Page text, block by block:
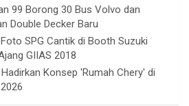
99 Borong 30 Bus Volvo dan
Double Decker Baru
SPG Cantik di Booth Suzuki
GIIAS 2018
Konsep 'Rumah Chery' di